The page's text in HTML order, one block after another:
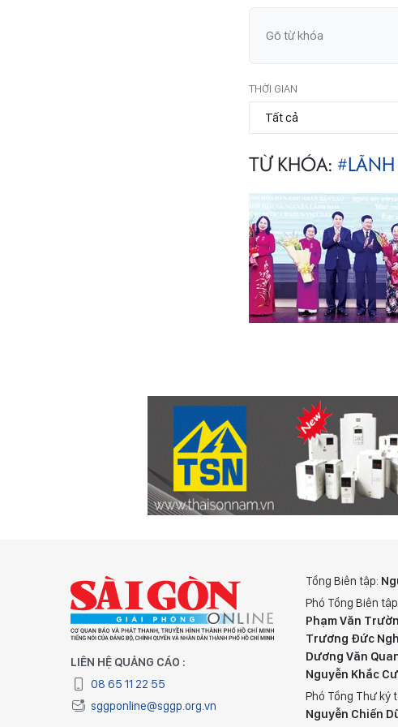
THỜI GIAN
TỪ KHÓA:
LIÊN HỆ QUẢNG CÁO :
08 65 11 22 55
sggponline@sggp.org.vn
Tổng Biên tập:
Phó Tổng Biên
Phạm Văn
Trương Đức
Dương Văn
Nguyễn Khắc
Phó Tổng Thư ký
Nguyễn Chiến